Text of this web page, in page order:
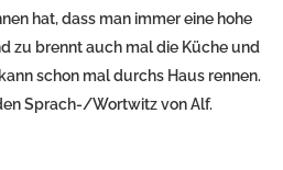
hat, dass man immer eine hohe
zu brennt auch mal die Küche und
schon mal durchs Haus rennen.
Sprach-/Wortwitz von Alf.